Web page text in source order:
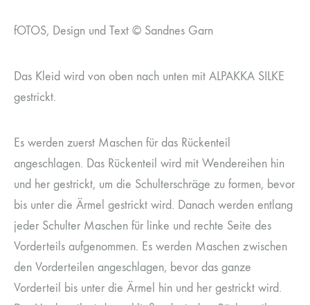
fOTOS, Design und Text © Sandnes Garn
Das Kleid wird von oben nach unten mit ALPAKKA SILKE
gestrickt.
Es werden zuerst Maschen für das Rückenteil
angeschlagen. Das Rückenteil wird mit Wendereihen hin
und her gestrickt, um die Schulterschräge zu formen, bevor
bis unter die Ärmel gestrickt wird. Danach werden entlang
jeder Schulter Maschen für linke und rechte Seite des
Vorderteils aufgenommen. Es werden Maschen zwischen
den Vorderteilen angeschlagen, bevor das ganze
Vorderteil bis unter die Ärmel hin und her gestrickt wird.